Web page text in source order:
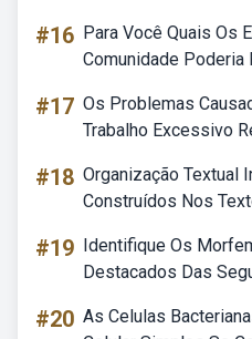
#16 Para Você Quais Os
Comunidade Poderia
#17 Os Problemas
Trabalho Excessivo
#18 Organização Textual
Construídos Nos
#19 Identifique Os
Destacados Das
#20 As Celulas